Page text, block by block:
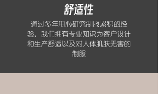
舒适性
通过多年用心研究制服累积的经
验，我们拥有专业知识为客户设计
和生产舒适以及对人体肌肤无害的
制服